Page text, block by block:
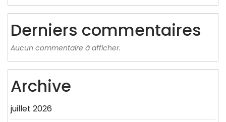
Derniers commentaires
Aucun commentaire à afficher.
Archive
juillet 2026